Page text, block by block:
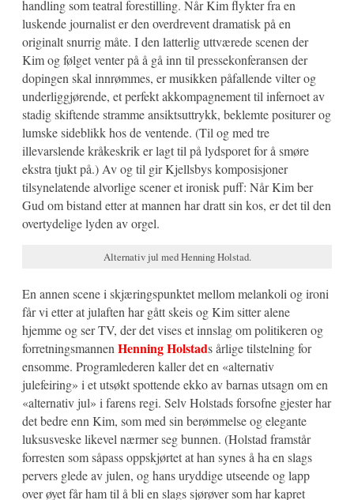
handling som teatral forestilling. Når Kim flykter fra en
luskende journalist er den overdrevent dramatisk på en
originalt snurrig måte. I den latterlig uttværede scenen der
Kim og følget venter på å gå inn til pressekonferansen der
dopingen skal innrømmes, er musikken påfallende vilter og
underliggjørende, et perfekt akkompagnement til infernoet av
stadig skiftende stramme ansiktsuttrykk, beklemte positurer og
lumske sideblikk hos de ventende. (Til og med tre
illevarslende kråkeskrik er lagt til på lydsporet for å smøre
ekstra tjukt på.) Av og til gir Kjellsbys komposisjoner
tilsynelatende alvorlige scener et ironisk puff: Når Kim ber
Gud om bistand etter at mannen har dratt sin kos, er det til den
overtydelige lyden av orgel.
Alternativ jul med Henning Holstad.
En annen scene i skjæringspunktet mellom melankoli og ironi
får vi etter at julaften har gått skeis og Kim sitter alene
hjemme og ser TV, der det vises et innslag om politikeren og
forretningsmannen Henning Holstads årlige tilstelning for
ensomme. Programlederen kaller det en «alternativ
julefeiring» i et utsøkt spottende ekko av barnas utsagn om en
«alternativ jul» i farens regi. Selv Holstads forsofne gjester har
det bedre enn Kim, som med sin berømmelse og elegante
luksusveske likevel nærmer seg bunnen. (Holstad framstår
forresten som såpass oppskjørtet at han synes å ha en slags
pervers glede av julen, og hans uryddige utseende og lapp
over øyet får ham til å bli en slags sjørøver som har kapret